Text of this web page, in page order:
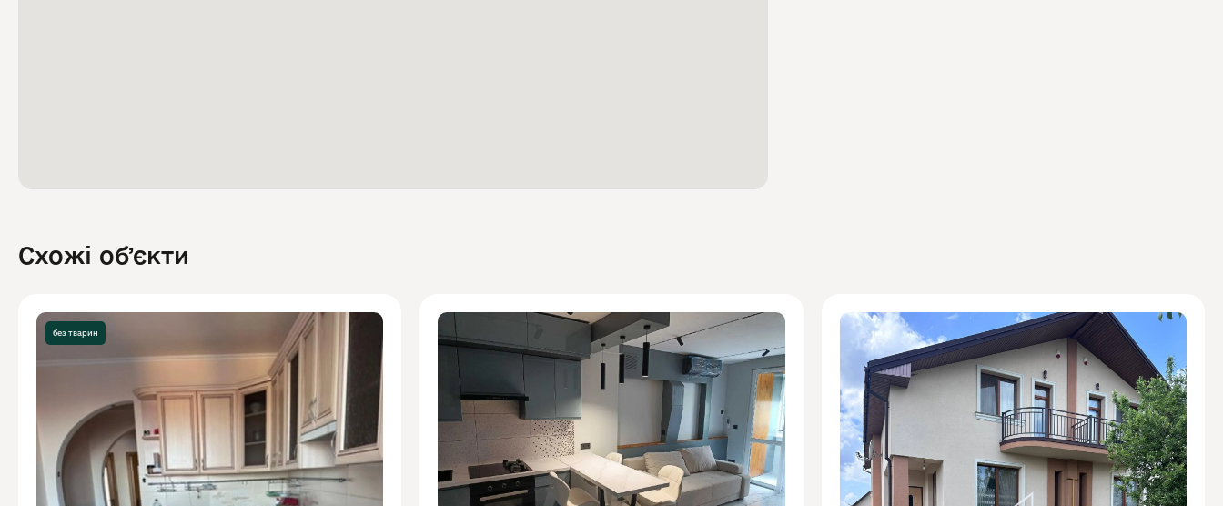
Схожі обʼєкти
без тварин